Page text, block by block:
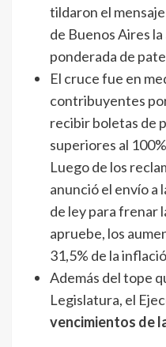
tildaron el mensaje
de Buenos Aires
ponderada de
El cruce fue en
contribuyentes
recibir boletas de
superiores al
Luego de los
anunció el envío a
de ley para frenar
apruebe, los
31,5% de la
Además del tope
Legislatura, el
vencimientos de